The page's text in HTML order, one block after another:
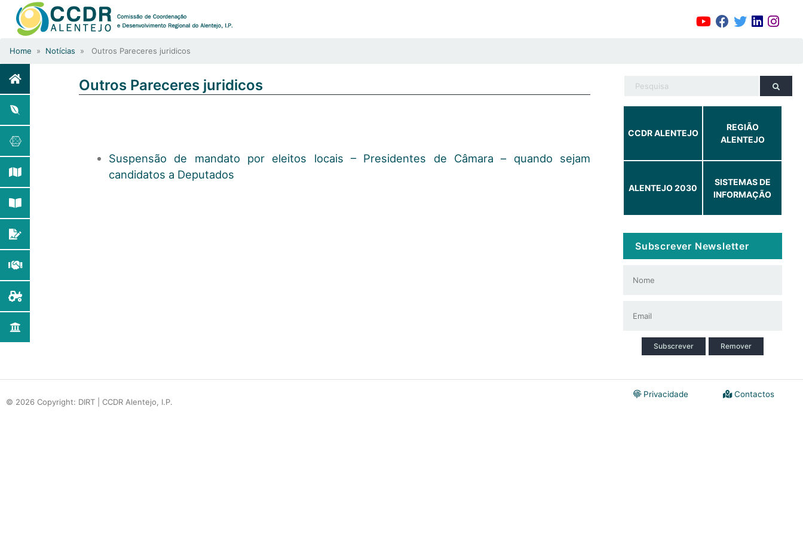
Home » Notícias » Outros Pareceres juridicos
Outros Pareceres juridicos
Suspensão de mandato por eleitos locais – Presidentes de Câmara – quando sejam
candidatos a Deputados
CCDR ALENTEJO
REGIÃO
ALENTEJO
ALENTEJO 2030
SISTEMAS DE
INFORMAÇÃO
Subscrever Newsletter
Subscrever Remover
© 2026 Copyright: DIRT | CCDR Alentejo, I.P.
Contactos
Privacidade